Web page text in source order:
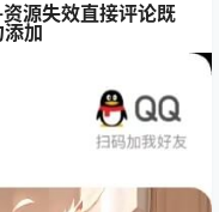
源失效直接评论既
加